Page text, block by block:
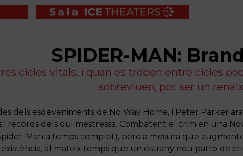
SPIDER-MAN:
cicles vitals, i quan es troben entre cicles
sobreviuen, pot ser un
dels esdeveniments de No Way Home, i Peter Parker
records dels qui mestressa. Combatent el crim en una
Man a temps complet), però a mesura que
al mateix temps que un estrany nou patró de